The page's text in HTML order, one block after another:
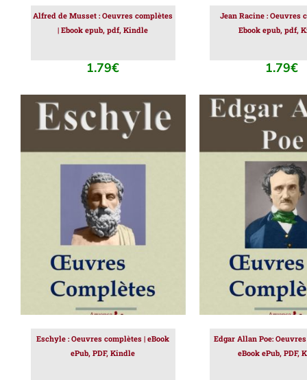
Alfred de Musset : Oeuvres complètes
| Ebook epub, pdf, Kindle
1.79€
Jean Racine : Oeuvres
Ebook epub, pdf,
1.79€
AJOUTER AU PANIER
DÉTAILS
Eschyle : Oeuvres complètes | eBook
ePub, PDF, Kindle
AJOUTER AU
DÉTAILS
Edgar Allan Poe:
eBook ePub, PDF,